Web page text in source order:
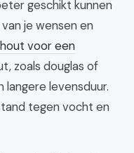
geschikt kunnen
je wensen en
voor een
zoals douglas of
langere levensduur.
tegen vocht en